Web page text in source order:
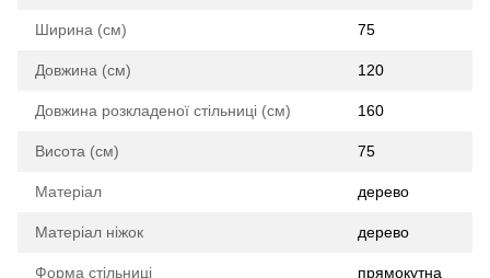
Ширина (см) 75
Довжина (см) 120
Довжина розкладеної стільниці (см) 160
Висота (см) 75
Матеріал дерево
Матеріал ніжок дерево
Форма стільниці прямокутна